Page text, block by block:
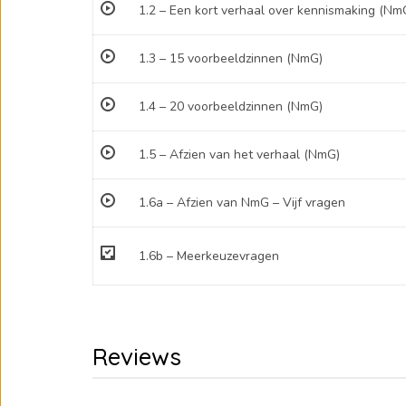
1.2 – Een kort verhaal over kennismaking
1.3 – 15 voorbeeldzinnen (NmG)
1.4 – 20 voorbeeldzinnen (NmG)
1.5 – Afzien van het verhaal (NmG)
1.6a – Afzien van NmG – Vijf vragen
1.6b – Meerkeuzevragen
Reviews